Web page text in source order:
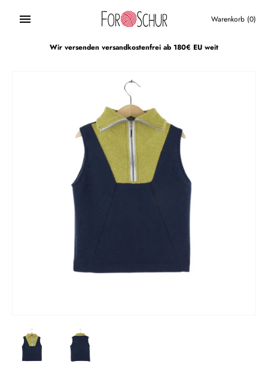
Warenkorb (0)
Wir versenden versandkostenfrei ab 180€ EU weit